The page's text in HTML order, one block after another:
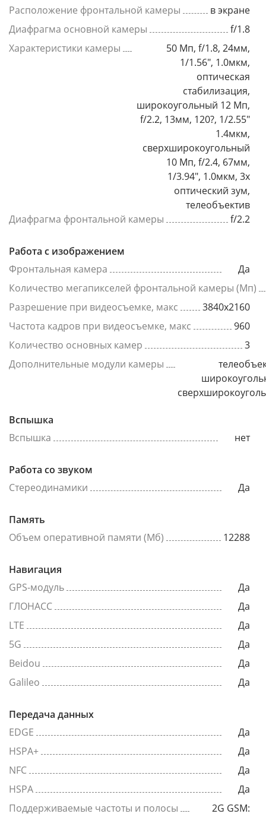
Расположение фронтальной камеры
в экране
Диафрагма основной камеры
f/1.8
Характеристики камеры
50 Мп, f/1.8, 24мм,
1/1.56", 1.0мкм,
оптическая
стабилизация,
широкоугольный 12 Мп,
f/2.2, 13мм, 120?, 1/2.55"
1.4мкм,
сверхширокоугольный
10 Мп, f/2.4, 67мм,
1/3.94", 1.0мкм, 3x
оптический зум,
телеобъектив
Диафрагма фронтальной камеры
f/2.2
Работа с изображением
Фронтальная камера
Да
Количество мегапикселей фронтальной камеры (Мп)
Разрешение при видеосъемке, макс
3840x2160
Частота кадров при видеосъемке, макс
960
Количество основных камер
3
Дополнительные модули камеры
Вспышка
Вспышка
нет
Работа со звуком
Стереодинамики
Да
Память
Объем оперативной памяти (Мб)
12288
Навигация
GPS-модуль
Да
ГЛОНАСС
Да
LTE
Да
5G
Да
Beidou
Да
Galileo
Да
Передача данных
EDGE
Да
HSPA+
Да
NFC
Да
HSPA
Да
Поддерживаемые частоты и полосы
2G GSM: